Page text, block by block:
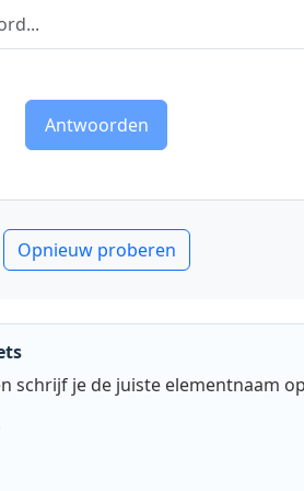
Antwoorden
Opnieuw proberen
schrijf je de juiste elementnaam